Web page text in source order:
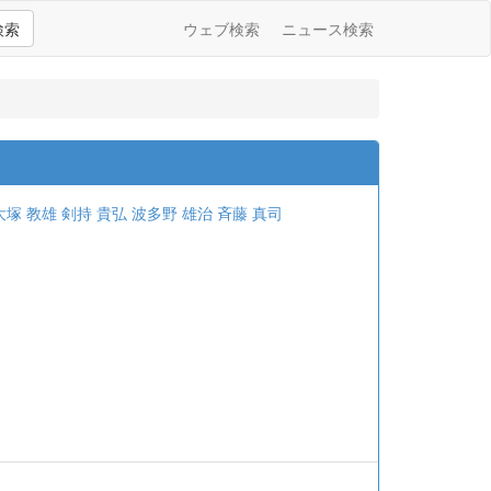
索 ウェブ検索 ニュース検索
塚 教雄剣持 貴弘 波多野 雄治 斉藤 真司